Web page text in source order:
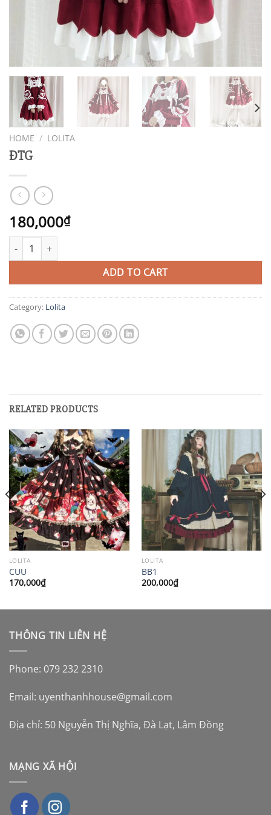
HOME / LOLITA
ĐTG
180,000₫
ĐTG quantity
ADD TO CART
Category: Lolita
RELATED PRODUCTS
LOLITA
CUU
170,000₫
LOLITA
BB1
200,000₫
THÔNG TIN LIÊN HỆ
Phone: 079 232 2310
Email: uyenthanhhouse@gmail.com
Địa chỉ: 50 Nguyễn Thị Nghĩa, Đà Lạt, Lâm Đồng
MẠNG XÃ HỘI